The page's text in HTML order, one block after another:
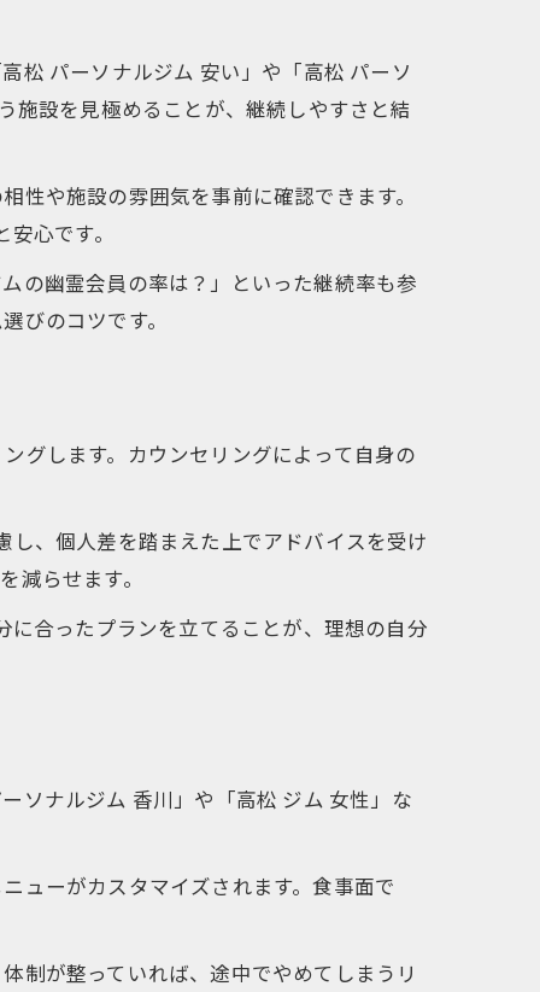
ント
松 パーソナルジム 安い」や「高松 パーソ
施設を見極めることが、継続しやすさと結
や施設の雰囲気を事前に確認できます。
心です。
の幽霊会員の率は？」といった継続率も参
びのコツです。
グします。カウンセリングによって自身の
、個人差を踏まえた上でアドバイスを受け
減らせます。
合ったプランを立てることが、理想の自分
ソナルジム 香川」や「高松 ジム 女性」な
ューがカスタマイズされます。食事面で
制が整っていれば、途中でやめてしまうリ